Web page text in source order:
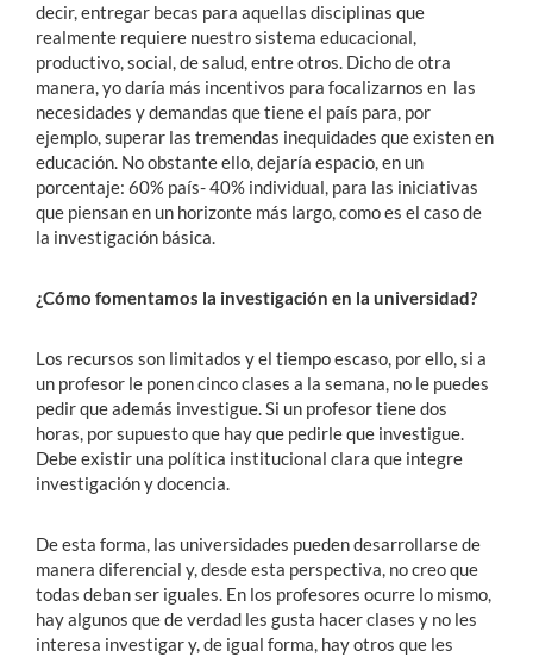
decir, entregar becas para aquellas disciplinas que
realmente requiere nuestro sistema educacional,
productivo, social, de salud, entre otros. Dicho de otra
manera, yo daría más incentivos para focalizarnos en las
necesidades y demandas que tiene el país para, por
ejemplo, superar las tremendas inequidades que existen en
educación. No obstante ello, dejaría espacio, en un
porcentaje: 60% país- 40% individual, para las iniciativas
que piensan en un horizonte más largo, como es el caso de
la investigación básica.
¿Cómo fomentamos la investigación en la universidad?
Los recursos son limitados y el tiempo escaso, por ello, si a
un profesor le ponen cinco clases a la semana, no le puedes
pedir que además investigue. Si un profesor tiene dos
horas, por supuesto que hay que pedirle que investigue.
Debe existir una política institucional clara que integre
investigación y docencia.
De esta forma, las universidades pueden desarrollarse de
manera diferencial y, desde esta perspectiva, no creo que
todas deban ser iguales. En los profesores ocurre lo mismo,
hay algunos que de verdad les gusta hacer clases y no les
interesa investigar y, de igual forma, hay otros que les